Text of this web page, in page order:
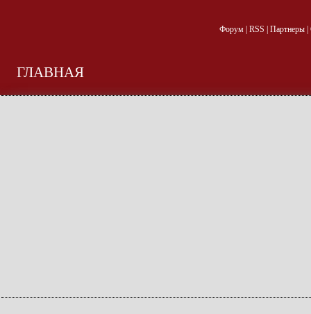
Форум| RSS Партнеры|
ГЛАВНАЯ